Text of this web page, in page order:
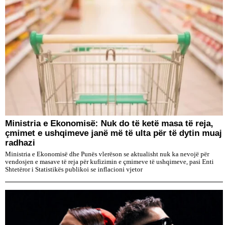
Ministria e Ekonomisë: Nuk do të ketë masa të reja,
çmimet e ushqimeve janë më të ulta për të dytin muaj
radhazi
Ministria e Ekonomisë dhe Punës vlerëson se aktualisht nuk ka nevojë për
vendosjen e masave të reja për kufizimin e çmimeve të ushqimeve, pasi Enti
Shtetëror i Statistikës publikoi se inflacioni vjetor